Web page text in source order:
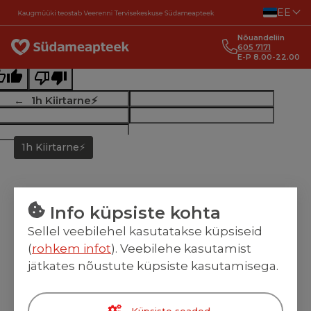
EE
Nõuandeliin
605 7171
E-P 8.00-22.00
1h Kiirtarne⚡
1h Kiirtarne⚡
text
this translation
feedback will be used to help improve Google Translate
Info küpsiste kohta
Sellel veebilehel kasutatakse küpsiseid
(rohkem infot). Veebilehe kasutamist
jätkates nõustute küpsiste kasutamisega.